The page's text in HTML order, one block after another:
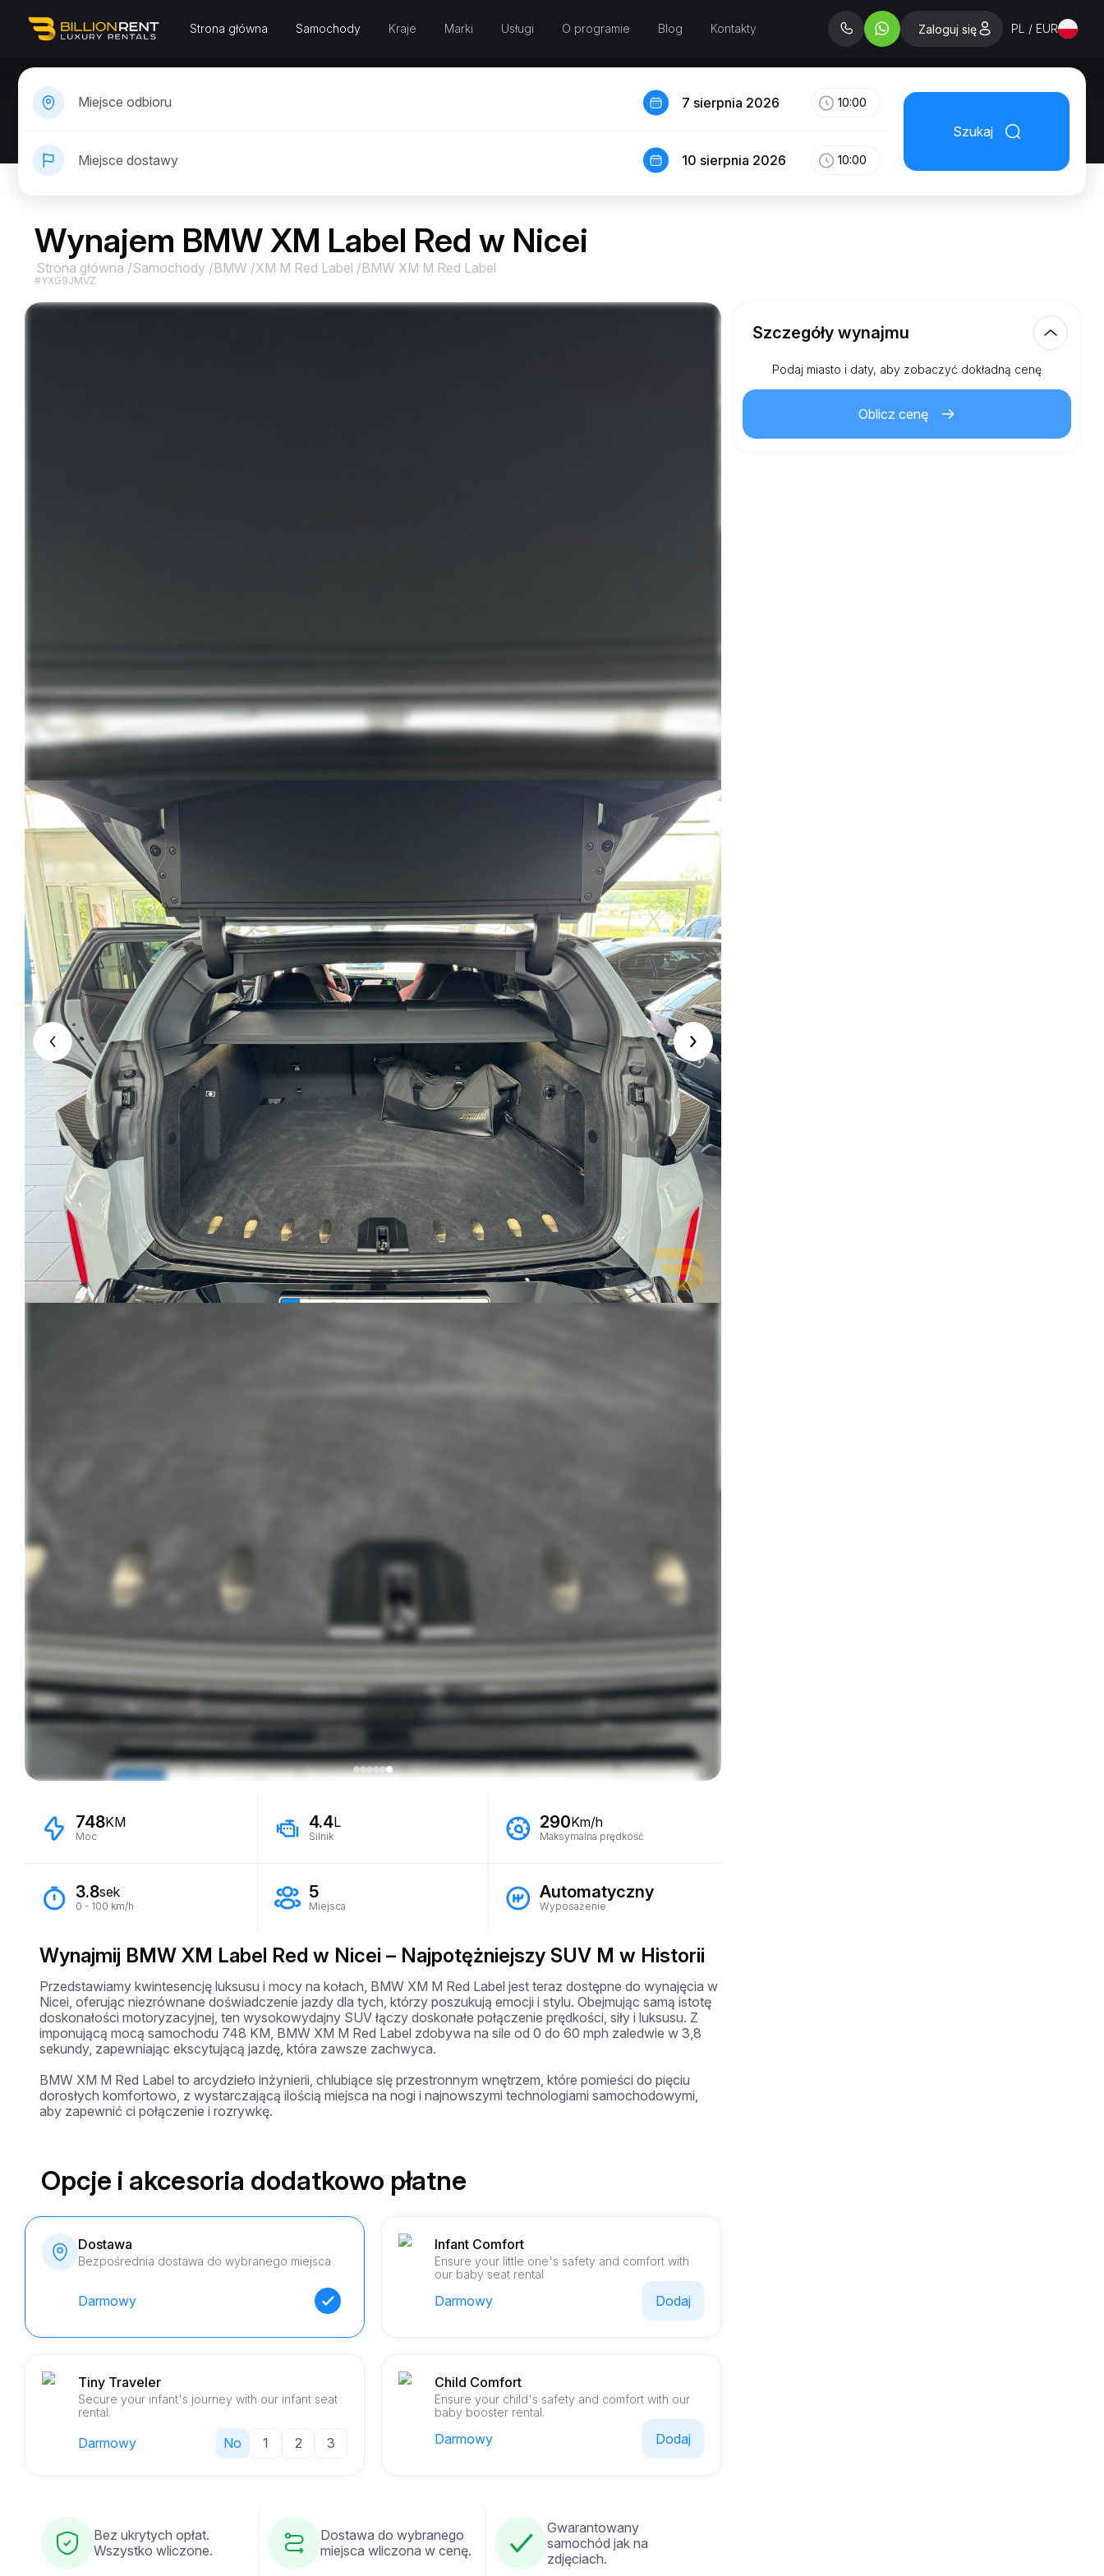
Strona główna Samochody Kraje Marki Usługi O programie Blog Kontakty Zaloguj się PL / EUR
Miejsce odbioru
Miejsce dostawy
7 sierpnia 2026 10:00
10 sierpnia 2026 10:00
Szukaj
Wynajem BMW XM Label Red w Nicei
Strona główna /Samochody /BMW /XM M Red Label /BMW XM M Red Label
#YXG9JMVZ
748KM
Moc
4.4L
Silnik
290Km/h
Maksymalna prędkość
3.8sek
0 - 100 km/h
5
Miejsca
Automatyczny
Wyposażenie
Wynajmij BMW XM Label Red w Nicei – Najpotężniejszy SUV M w Historii
Przedstawiamy kwintesencję luksusu i mocy na kołach, BMW XM M Red Label jest teraz dostępne do wynajęcia w
Nicei, oferując niezrównane doświadczenie jazdy dla tych, którzy poszukują emocji i stylu. Obejmując samą istotę
doskonałości motoryzacyjnej, ten wysokowydajny SUV łączy doskonałe połączenie prędkości, siły i luksusu. Z
imponującą mocą samochodu 748 KM, BMW XM M Red Label zdobywa na sile od 0 do 60 mph zaledwie w 3,8
sekundy, zapewniając ekscytującą jazdę, która zawsze zachwyca.
BMW XM M Red Label to arcydzieło inżynierii, chlubiące się przestronnym wnętrzem, które pomieści do pięciu
dorosłych komfortowo, z wystarczającą ilością miejsca na nogi i najnowszymi technologiami samochodowymi,
aby zapewnić ci połączenie i rozrywkę.
Opcje i akcesoria dodatkowo płatne
Dostawa
Bezpośrednia dostawa do wybranego miejsca
Darmowy
Infant Comfort
Ensure your little one's safety and comfort with
our baby seat rental
Darmowy Dodaj
Tiny Traveler
Secure your infant's journey with our infant seat
rental.
Darmowy No 1 2 3
Child Comfort
Ensure your child's safety and comfort with our
baby booster rental.
Darmowy Dodaj
Bez ukrytych opłat.
Wszystko wliczone.
Dostawa do wybranego
miejsca wliczona w cenę.
Gwarantowany
samochód jak na
zdjęciach.
Szczegóły wynajmu
Km wliczone 150.00
Podaj miasto i daty, aby zobaczyć dokładną cenę
Oblicz cenę